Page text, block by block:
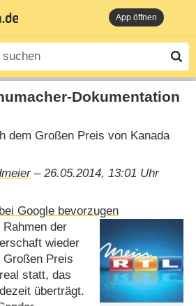
App öffnen
Dokumentation
dem Großen Preis von Kanada
– 26.05.2014, 13:01 Uhr
Google bevorzugen
der
wieder
Großen Preis
statt, das
überträgt.